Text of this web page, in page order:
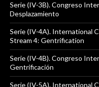
Serie (IV-3B). Congreso
Desplazamiento
Serie (IV-4A). International
Stream 4: Gentrification
Serie (IV-4B). Congreso
Gentrificación
Serie (IV-5A). International